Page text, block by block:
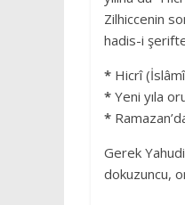
Zilhiccenin
hadis-i
* Hicrî
* Yeni yıla
*
Gerek
dokuzuncu,